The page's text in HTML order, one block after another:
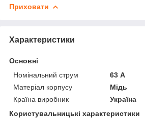
Приховати
Характеристики
Основні
Номінальний струм
63 А
Матеріал корпусу
Мідь
Країна виробник
Україна
Користувальницькі характеристики